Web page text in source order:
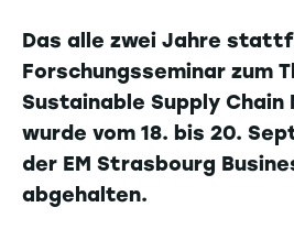
Das alle zwei Jahre
Forschungsseminar zum
Sustainable Supply Chain
wurde vom 18. bis 20.
der EM Strasbourg
abgehalten.